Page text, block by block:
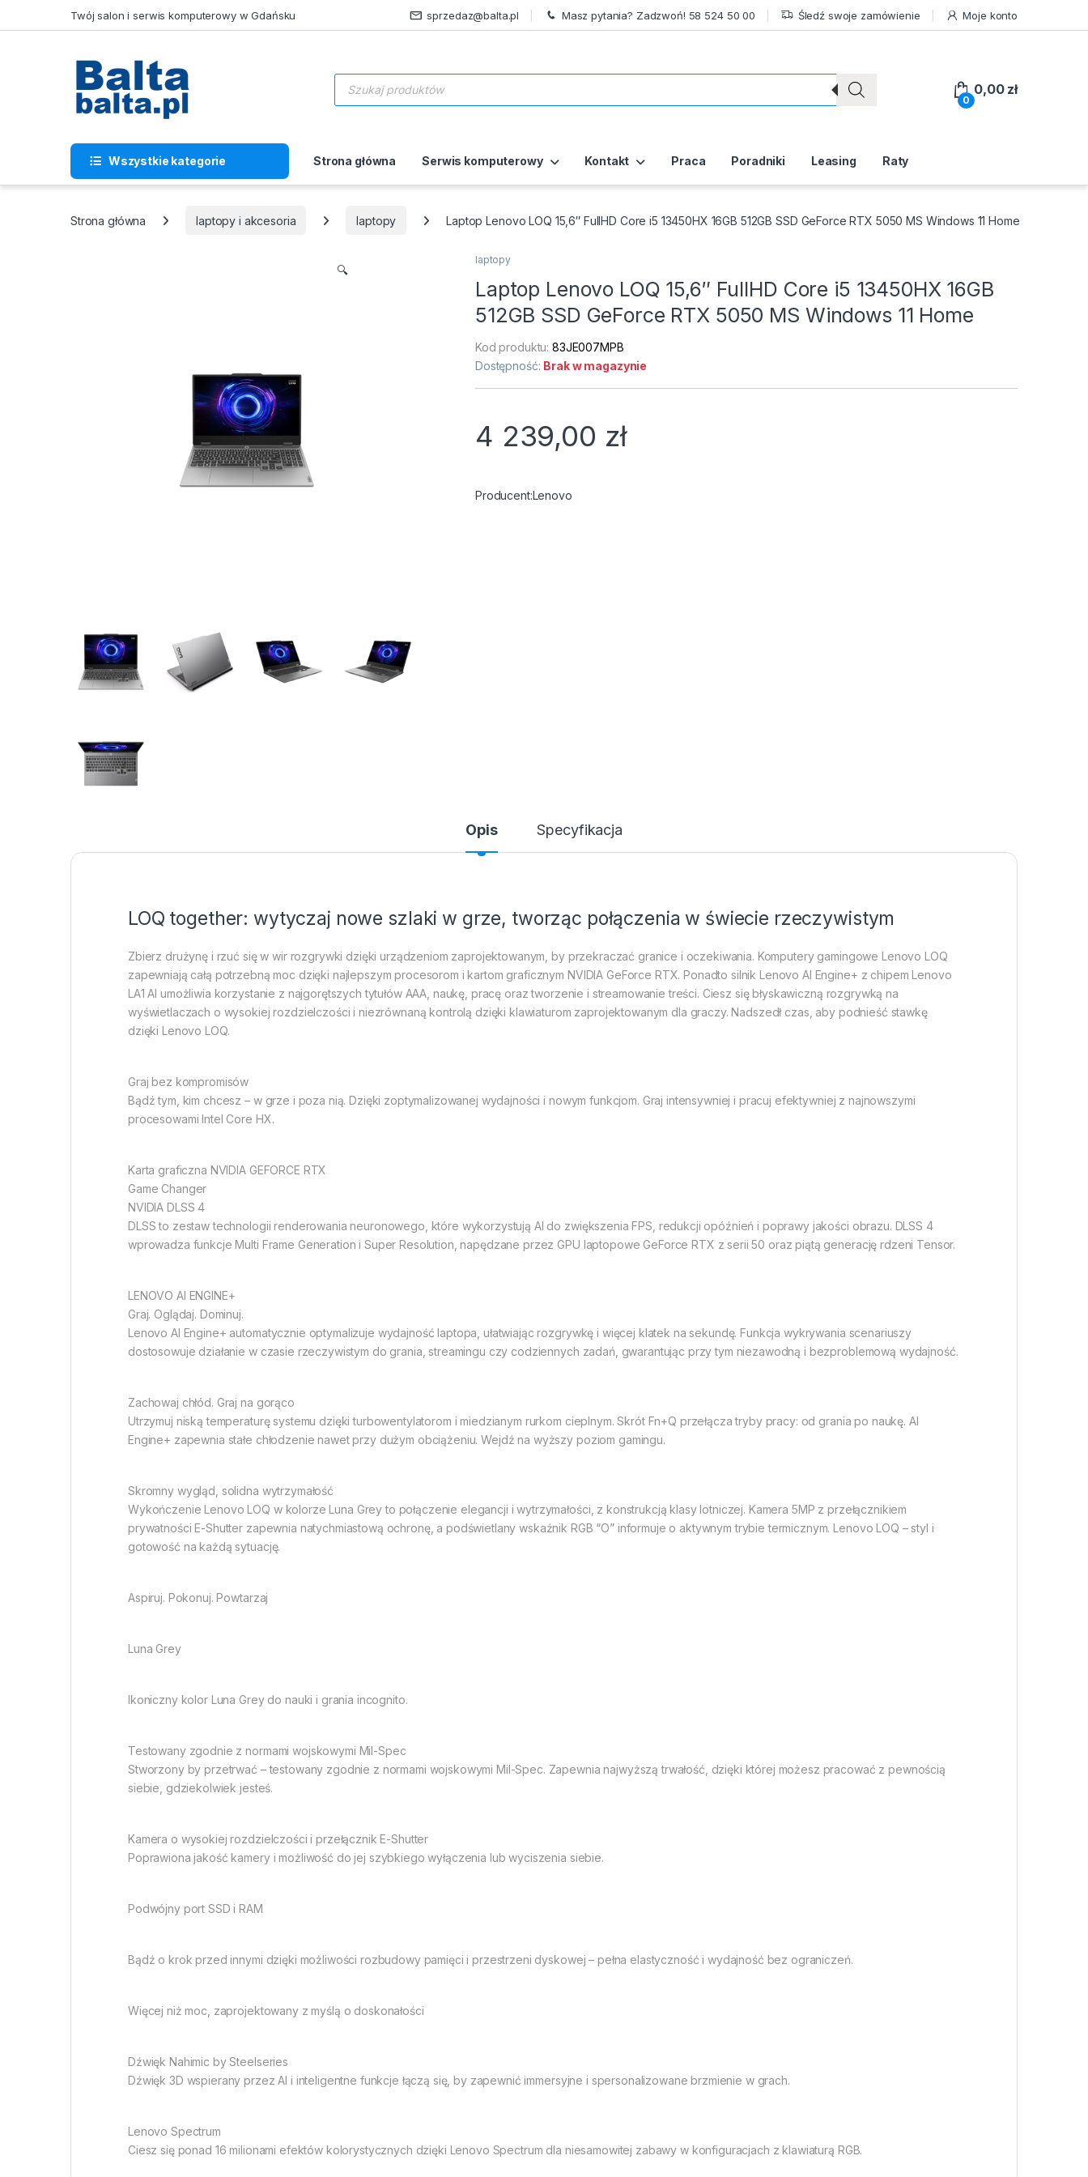
Skip to navigationTwój salon i serwis komputerowy w Gdańsku sprzedaz@balta.pl Masz pytania? Zadzwoń! 58 524 50 00 Śledź swoje zamówienie Moje konto
Wyszukiwarka produktów
0
0,00 zł
Wszystkie kategorie Strona główna Serwis komputerowy Kontakt Praca Poradniki Leasing Raty
Strona główna laptopy i akcesoria laptopy Laptop Lenovo LOQ 15,6″ FullHD Core i5 13450HX 16GB 512GB SSD GeForce RTX 5050 MS Windows 11 Home
🔍
laptopy
Laptop Lenovo LOQ 15,6″ FullHD Core i5 13450HX 16GB
512GB SSD GeForce RTX 5050 MS Windows 11 Home
Kod produktu:83JE007MPB
Dostępność: Brak w magazynie
4 239,00 zł
Lenovo
Opis Specyfikacja
LOQ together: wytyczaj nowe szlaki w grze, tworząc połączenia w świecie rzeczywistym
Zbierz drużynę i rzuć się w wir rozgrywki dzięki urządzeniom zaprojektowanym, by przekraczać granice i oczekiwania. Komputery gamingowe Lenovo LOQ
zapewniają całą potrzebną moc dzięki najlepszym procesorom i kartom graficznym NVIDIA GeForce RTX. Ponadto silnik Lenovo AI Engine+ z chipem Lenovo
LA1 AI umożliwia korzystanie z najgorętszych tytułów AAA, naukę, pracę oraz tworzenie i streamowanie treści. Ciesz się błyskawiczną rozgrywką na
wyświetlaczach o wysokiej rozdzielczości i niezrównaną kontrolą dzięki klawiaturom zaprojektowanym dla graczy. Nadszedł czas, aby podnieść stawkę
dzięki Lenovo LOQ.
Graj bez kompromisów
Bądź tym, kim chcesz – w grze i poza nią. Dzięki zoptymalizowanej wydajności i nowym funkcjom. Graj intensywniej i pracuj efektywniej z najnowszymi
procesowami Intel Core HX.
Karta graficzna NVIDIA GEFORCE RTX
Game Changer
NVIDIA DLSS 4
DLSS to zestaw technologii renderowania neuronowego, które wykorzystują AI do zwiększenia FPS, redukcji opóźnień i poprawy jakości obrazu. DLSS 4
wprowadza funkcje Multi Frame Generation i Super Resolution, napędzane przez GPU laptopowe GeForce RTX z serii 50 oraz piątą generację rdzeni Tensor.
LENOVO AI ENGINE+
Graj. Oglądaj. Dominuj.
Lenovo AI Engine+ automatycznie optymalizuje wydajność laptopa, ułatwiając rozgrywkę i więcej klatek na sekundę. Funkcja wykrywania scenariuszy
dostosowuje działanie w czasie rzeczywistym do grania, streamingu czy codziennych zadań, gwarantując przy tym niezawodną i bezproblemową wydajność.
Zachowaj chłód. Graj na gorąco
Utrzymuj niską temperaturę systemu dzięki turbowentylatorom i miedzianym rurkom cieplnym. Skrót Fn+Q przełącza tryby pracy: od grania po naukę. AI
Engine+ zapewnia stałe chłodzenie nawet przy dużym obciążeniu. Wejdź na wyższy poziom gamingu.
Skromny wygląd, solidna wytrzymałość
Wykończenie Lenovo LOQ w kolorze Luna Grey to połączenie elegancji i wytrzymałości, z konstrukcją klasy lotniczej. Kamera 5MP z przełącznikiem
prywatności E-Shutter zapewnia natychmiastową ochronę, a podświetlany wskaźnik RGB “O” informuje o aktywnym trybie termicznym. Lenovo LOQ – styl i
gotowość na każdą sytuację.
Aspiruj. Pokonuj. Powtarzaj
Luna Grey
Ikoniczny kolor Luna Grey do nauki i grania incognito.
Testowany zgodnie z normami wojskowymi Mil-Spec
Stworzony by przetrwać – testowany zgodnie z normami wojskowymi Mil-Spec. Zapewnia najwyższą trwałość, dzięki której możesz pracować z pewnością
siebie, gdziekolwiek jesteś.
Kamera o wysokiej rozdzielczości i przełącznik E-Shutter
Poprawiona jakość kamery i możliwość do jej szybkiego wyłączenia lub wyciszenia siebie.
Podwójny port SSD i RAM
Bądź o krok przed innymi dzięki możliwości rozbudowy pamięci i przestrzeni dyskowej – pełna elastyczność i wydajność bez ograniczeń.
Więcej niż moc, zaprojektowany z myślą o doskonałości
Dźwięk Nahimic by Steelseries
Dźwięk 3D wspierany przez AI i inteligentne funkcje łączą się, by zapewnić immersyjne i spersonalizowane brzmienie w grach.
Lenovo Spectrum
Ciesz się ponad 16 milionami efektów kolorystycznych dzięki Lenovo Spectrum dla niesamowitej zabawy w konfiguracjach z klawiaturą RGB.